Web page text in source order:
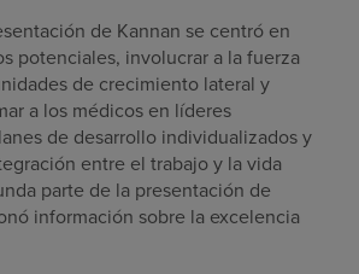
de Kannan se centró en
potenciales, involucrar a la fuerza
de crecimiento lateral y
a los médicos en líderes
de desarrollo individualizados y
entre el trabajo y la vida
parte de la presentación de
información sobre la excelencia